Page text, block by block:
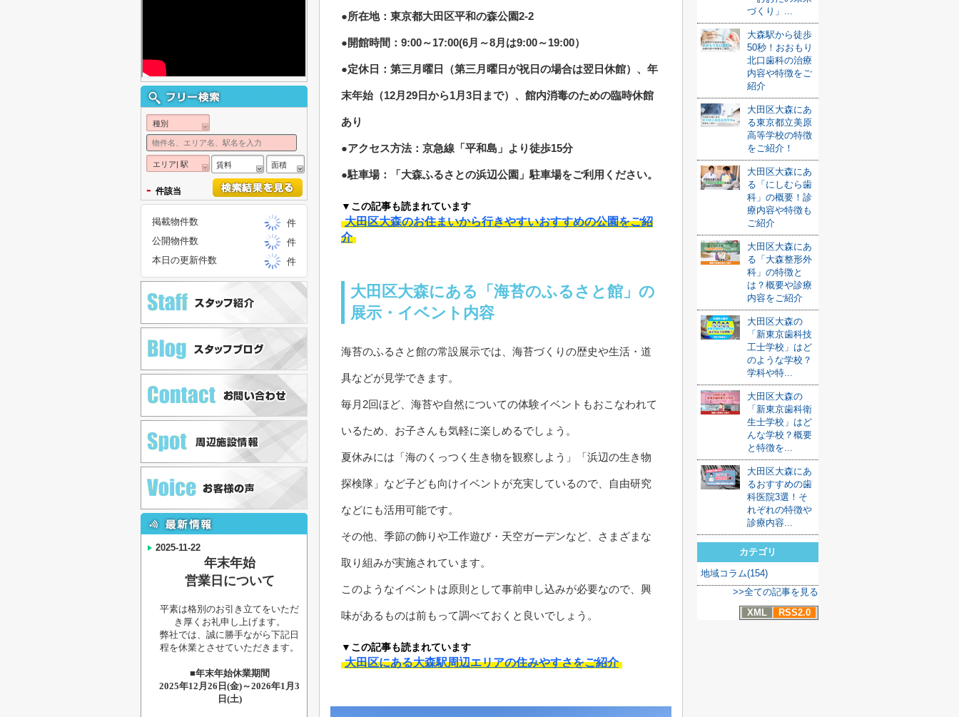
●所在地：東京都大田区平和の森公園2-2
●開館時間：9:00～17:00(6月～8月は9:00～19:00）
●定休日：第三月曜日（第三月曜日が祝日の場合は翌日休館）、年
末年始（12月29日から1月3日まで）、館内消毒のための臨時休館
あり
●アクセス方法：京急線「平和島」より徒歩15分
●駐車場：「大森ふるさとの浜辺公園」駐車場をご利用ください。
▼この記事も読まれています
大田区大森のお住まいから行きやすいおすすめの公園をご紹
介
大田区大森にある「海苔のふるさと館」の
展示・イベント内容
海苔のふるさと館の常設展示では、海苔づくりの歴史や生活・道
具などが見学できます。
毎月2回ほど、海苔や自然についての体験イベントもおこなわれて
いるため、お子さんも気軽に楽しめるでしょう。
夏休みには「海のくっつく生き物を観察しよう」「浜辺の生き物
探検隊」など子ども向けイベントが充実しているので、自由研究
などにも活用可能です。
その他、季節の飾りや工作遊び・天空ガーデンなど、さまざまな
取り組みが実施されています。
このようなイベントは原則として事前申し込みが必要なので、興
味があるものは前もって調べておくと良いでしょう。
▼この記事も読まれています
大田区にある大森駅周辺エリアの住みやすさをご紹介
づくり」...
大森駅から徒歩
50秒！おおもり
北口歯科の治療
内容や特徴をご
紹介
大田区大森にあ
る東京都立美原
高等学校の特徴
をご紹介！
大田区大森にあ
る「にしむら歯
科」の概要！診
療内容や特徴も
ご紹介
大田区大森にあ
る「大森整形外
科」の特徴と
は？概要や診療
内容をご紹介
大田区大森の
「新東京歯科技
工士学校」はど
のような学校？
学科や特...
大田区大森の
「新東京歯科衛
生士学校」はど
んな学校？概要
と特徴を...
大田区大森にあ
るおすすめの歯
科医院3選！そ
れぞれの特徴や
診療内容...
カテゴリ
地域コラム(154)
>>全ての記事を見る
XML
RSS2.0
種別
エリア| 駅 賃料 面積
- 件該当
掲載物件数
件
公開物件数
件
本日の更新件数
件
2025-11-22
年末年始
営業日について
平素は格別のお引き立てをいただ
き厚くお礼申し上げます。
弊社では、誠に勝手ながら下記日
程を休業とさせていただきます。
■年末年始休業期間
2025年12月26日(金)～2026年1月3
日(土)